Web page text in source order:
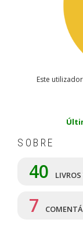
Este
SOBRE
40
7